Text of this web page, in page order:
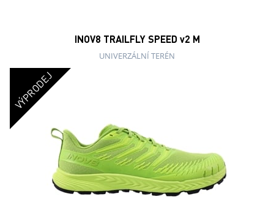
INOV8 TRAILFLY SPEED v2 M
UNIVERZÁLNÍ TERÉN
VÝPRODEJ